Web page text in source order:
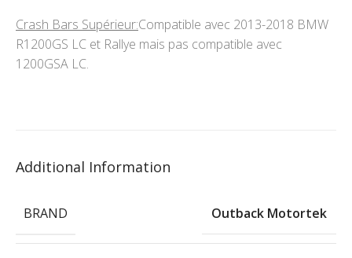
Crash Bars Supérieur:Compatible avec 2013-2018 BMW
R1200GS LC et Rallye mais pas compatible avec
1200GSA LC.
Additional Information
BRAND Outback Motortek